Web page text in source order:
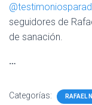
seguidores de
de sanación.
…
Categorías: RAFAEL